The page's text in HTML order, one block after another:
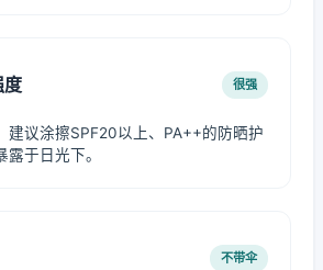
度 很强
建议涂擦SPF20以上、PA++的防晒护
于日光下。
不带伞